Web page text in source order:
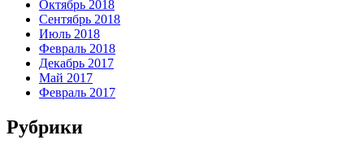
Октябрь 2018
Сентябрь 2018
Июль 2018
Февраль 2018
Декабрь 2017
Май 2017
Февраль 2017
Рубрики